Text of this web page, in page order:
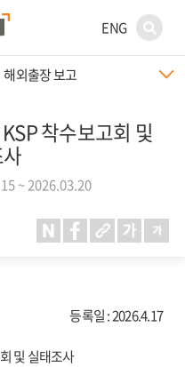
ENG
해외출장 보고
착수보고회 및
~ 2026.03.20
등록일 : 2026.4.17
및 실태조사